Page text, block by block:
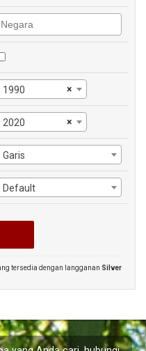
×
1990
×
2020
Garis
Default
tersedia dengan langganan Silver